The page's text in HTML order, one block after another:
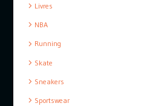
Livres
NBA
Running
Skate
Sneakers
Sportswear